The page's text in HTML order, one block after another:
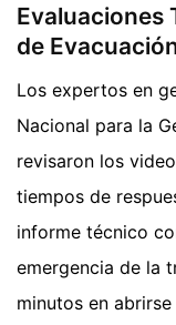
Evaluaciones
de
Los expertos en
Nacional para la
revisaron los
tiempos de
informe técnico
emergencia de la
minutos en